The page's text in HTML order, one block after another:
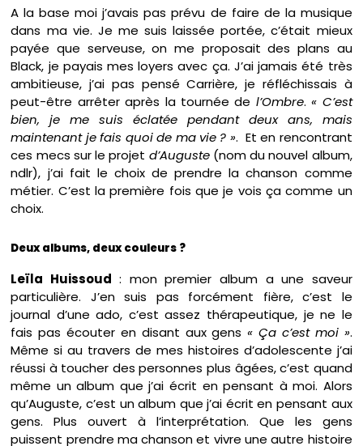
A la base moi j’avais pas prévu de faire de la musique
dans ma vie. Je me suis laissée portée, c’était mieux
payée que serveuse, on me proposait des plans au
Black, je payais mes loyers avec ça. J’ai jamais été très
ambitieuse, j’ai pas pensé Carrière, je réfléchissais à
peut-être arrêter après la tournée de l’Ombre.« C’est
bien, je me suis éclatée pendant deux ans, mais
maintenant je fais quoi de ma vie ? ». Et en rencontrant
ces mecs sur le projet d’Auguste(nom du nouvel album,
ndlr), j’ai fait le choix de prendre la chanson comme
métier. C’est la première fois que je vois ça comme un
choix.
Deux albums, deux couleurs ?
Leïla Huissoud : mon premier album a une saveur
particulière. J’en suis pas forcément fière, c’est le
journal d’une ado, c’est assez thérapeutique, je ne le
fais pas écouter en disant aux gens« Ça c’est moi ».
Même si au travers de mes histoires d’adolescente j’ai
réussi à toucher des personnes plus âgées, c’est quand
même un album que j’ai écrit en pensant à moi. Alors
qu’Auguste, c’est un album que j’ai écrit en pensant aux
gens. Plus ouvert à l’interprétation. Que les gens
puissent prendre ma chanson et vivre une autre histoire